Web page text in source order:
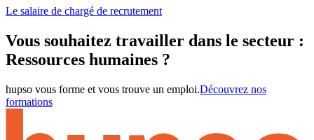
Le salaire de chargé de recrutement
Vous souhaitez travailler dans le secteur :
Ressources humaines ?
hupso vous forme et vous trouve un emploi.Découvrez nos
formations